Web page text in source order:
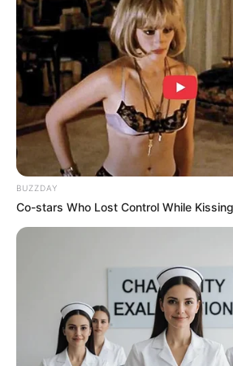
BUZZDAY
Co-stars Who Lost Control While